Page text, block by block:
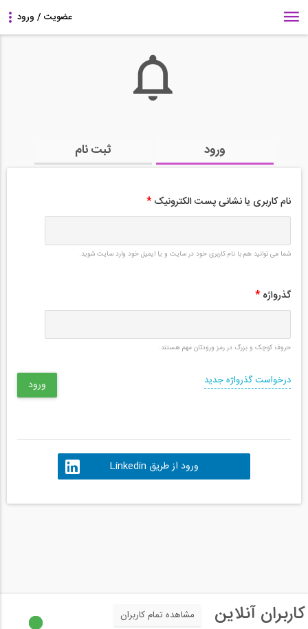
ورود ثبت نام
نام کاربری یا نشانی پست الکترونیک *
شما می توانید هم با نام کاربری خود در سایت و یا ایمیل خود وارد سایت شوید.
گذرواژه *
حروف کوچک و بزرگ در رمز ورودتان مهم هستند.
درخواست گذرواژه جدید
ورود از طریق Linkedin
کاربران آنلاین مشاهده تمام کاربران